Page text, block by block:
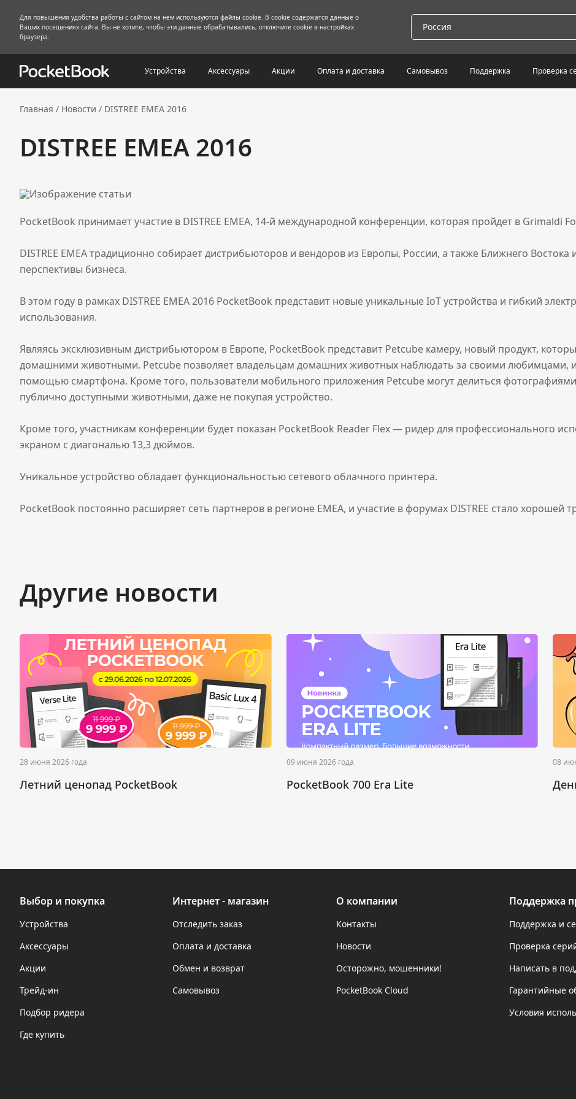
Для повышения удобства работы с сайтом на нем используются файлы cookie. В cookie содержатся данные о
Ваших посещениях сайта. Вы не хотите, чтобы эти данные обрабатывались, отключите cookie в настройках
браузера.
Россия
Устройства Аксессуары Акции Оплата и доставка Самовывоз Поддержка Проверка
Главная / Новости / DISTREE EMEA 2016
DISTREE EMEA 2016
PocketBook принимает участие в DISTREE EMEA, 14-й международной конференции, которая пройдет в Grimaldi
DISTREE EMEA традиционно собирает дистрибьюторов и вендоров из Европы, России, а также Ближнего
перспективы бизнеса.
В этом году в рамках DISTREE EMEA 2016 PocketBook представит новые уникальные IoT устройства и гибкий
использования.
Являясь эксклюзивным дистрибьютором в Европе, PocketBook представит Petcube камеру, новый продукт,
домашними животными. Petcube позволяет владельцам домашних животных наблюдать за своими любимцами,
помощью смартфона. Кроме того, пользователи мобильного приложения Petcube могут делиться
публично доступными животными, даже не покупая устройство.
Кроме того, участникам конференции будет показан PocketBook Reader Flex — ридер для профессионального
экраном с диагональю 13,3 дюймов.
Уникальное устройство обладает функциональностью сетевого облачного принтера.
PocketBook постоянно расширяет сеть партнеров в регионе EMEA, и участие в форумах DISTREE стало хорошей
Другие новости
28 июня 2026 года
Летний ценопад PocketBook
09 июня 2026 года
PocketBook 700 Era Lite
08
Выбор и покупка
Устройства
Аксессуары
Акции
Трейд-ин
Подбор ридера
Где купить
Интернет - магазин
Отследить заказ
Оплата и доставка
Обмен и возврат
Самовывоз
О компании
Контакты
Новости
Осторожно, мошенники!
PocketBook Cloud
Поддержка
Поддержка и
Проверка
Написать в
Гарантийные
Условия